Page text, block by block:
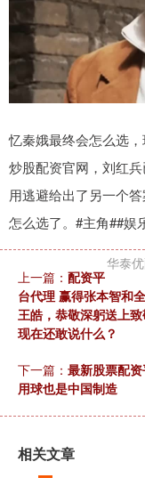
忆秦娥最终会怎么选
炒股配资官网，刘红
用逃避给出了另一个
怎么选了。#主角#​#娱
华泰
上一篇： 配资平
台代理 赢得张本智和
王皓，恭敬深躬送上
现在还敢说什么？
下一篇： 最新股票配
用球也是中国制造
相关文章